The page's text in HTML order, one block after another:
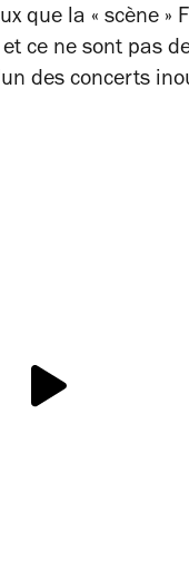
que la « scène »
ce ne sont pas
des concerts